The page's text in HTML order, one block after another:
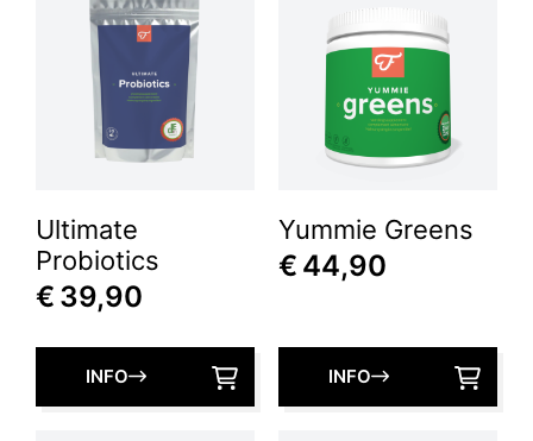
Ultimate
Probiotics
€ 39,90
INFO
Yummie Greens
€ 44,90
INFO